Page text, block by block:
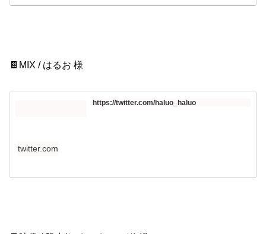
🍫MIX / はるお 様
https://twitter.com/haluo_haluo
twitter.com